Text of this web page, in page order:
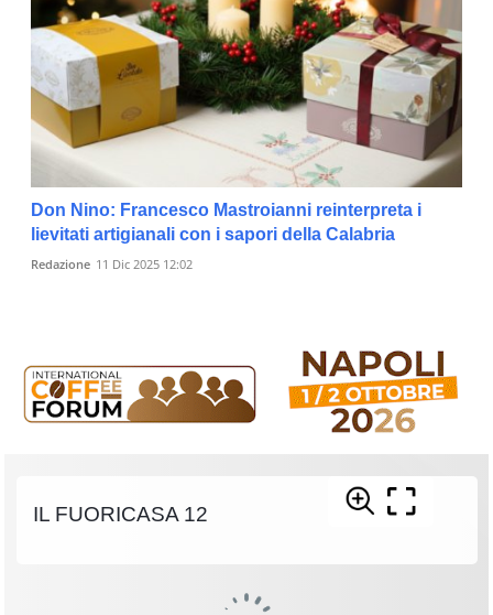
Don Nino: Francesco Mastroianni reinterpreta i
lievitati artigianali con i sapori della Calabria
Redazione 11 Dic 2025 12:02